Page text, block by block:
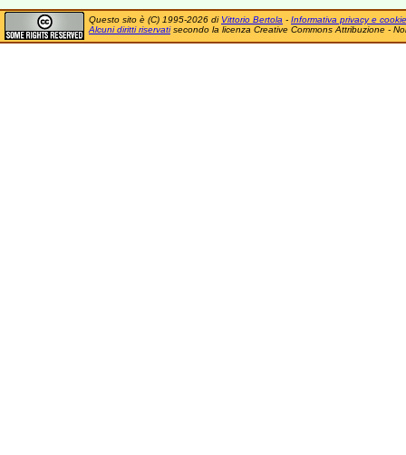
Questo sito è (C) 1995-2026 di Vittorio Bertola - Informativa privacy e cookie
Alcuni diritti riservatisecondo la licenza Creative Commons Attribuzione -